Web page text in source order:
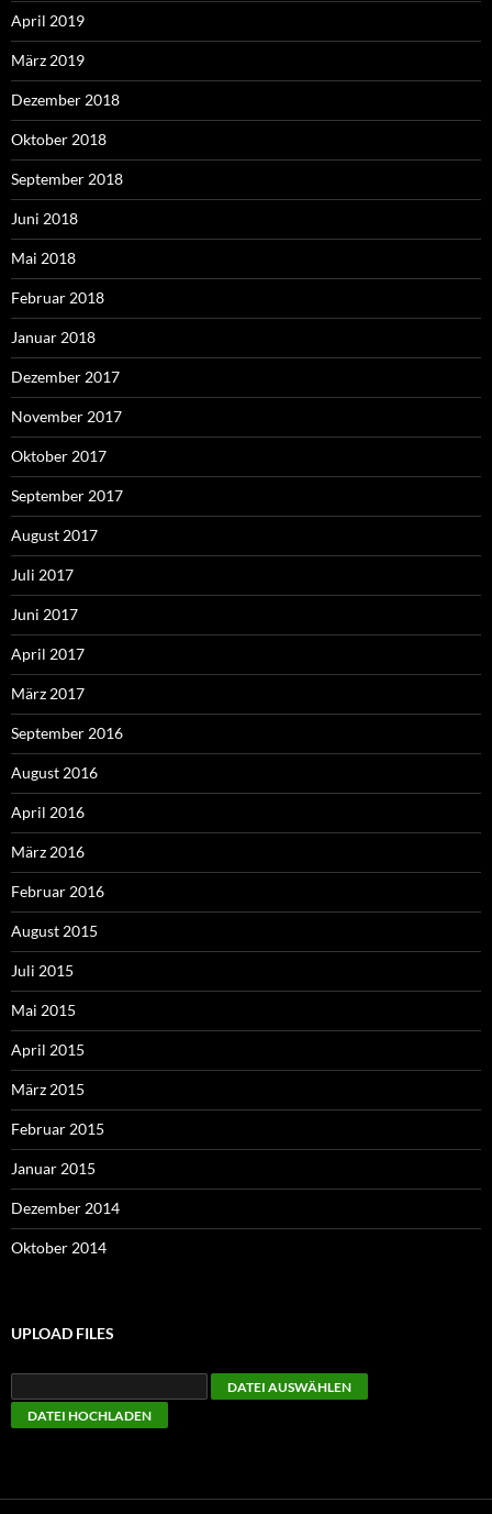
April 2019
März 2019
Dezember 2018
Oktober 2018
September 2018
Juni 2018
Mai 2018
Februar 2018
Januar 2018
Dezember 2017
November 2017
Oktober 2017
September 2017
August 2017
Juli 2017
Juni 2017
April 2017
März 2017
September 2016
August 2016
April 2016
März 2016
Februar 2016
August 2015
Juli 2015
Mai 2015
April 2015
März 2015
Februar 2015
Januar 2015
Dezember 2014
Oktober 2014
UPLOAD FILES